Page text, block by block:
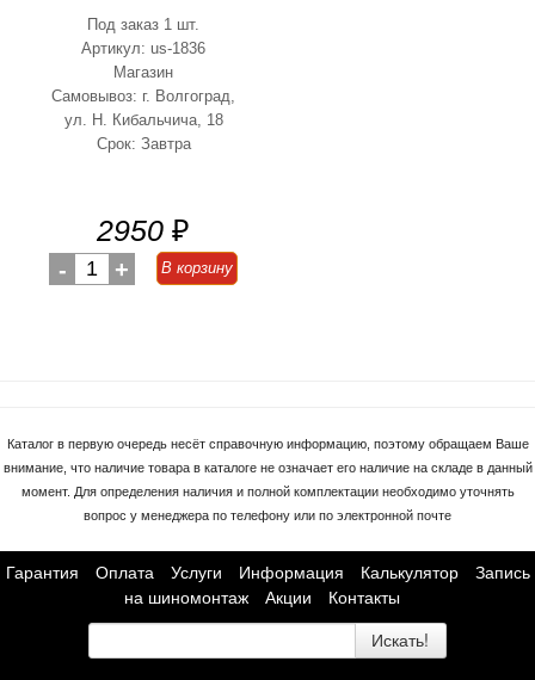
Под заказ 1 шт.
Артикул: us-1836
Магазин
Самовывоз: г. Волгоград,
ул. Н. Кибальчича, 18
Срок: Завтра
2950 ₽
- 1 + В корзину
Каталог в первую очередь несёт справочную информацию, поэтому обращаем Ваше
внимание, что наличие товара в каталоге не означает его наличие на складе в данный
момент. Для определения наличия и полной комплектации необходимо уточнять
вопрос у менеджера по телефону или по электронной почте
Гарантия Оплата Услуги Информация Калькулятор
Запись
на шиномонтаж
Акции Контакты
Искать!